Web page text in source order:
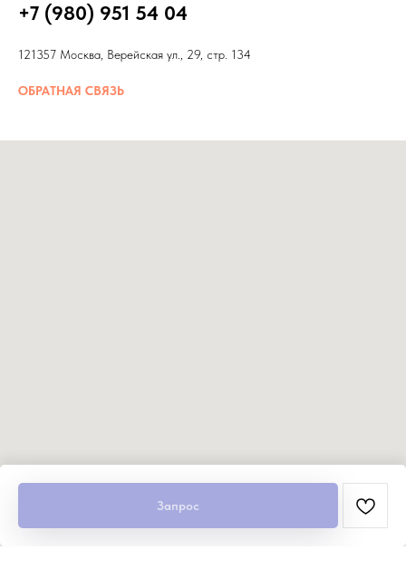
Запрос
+7 (980) 951 54 04
121357 Москва, Верейская ул., 29, стр. 134
ОБРАТНАЯ СВЯЗЬ